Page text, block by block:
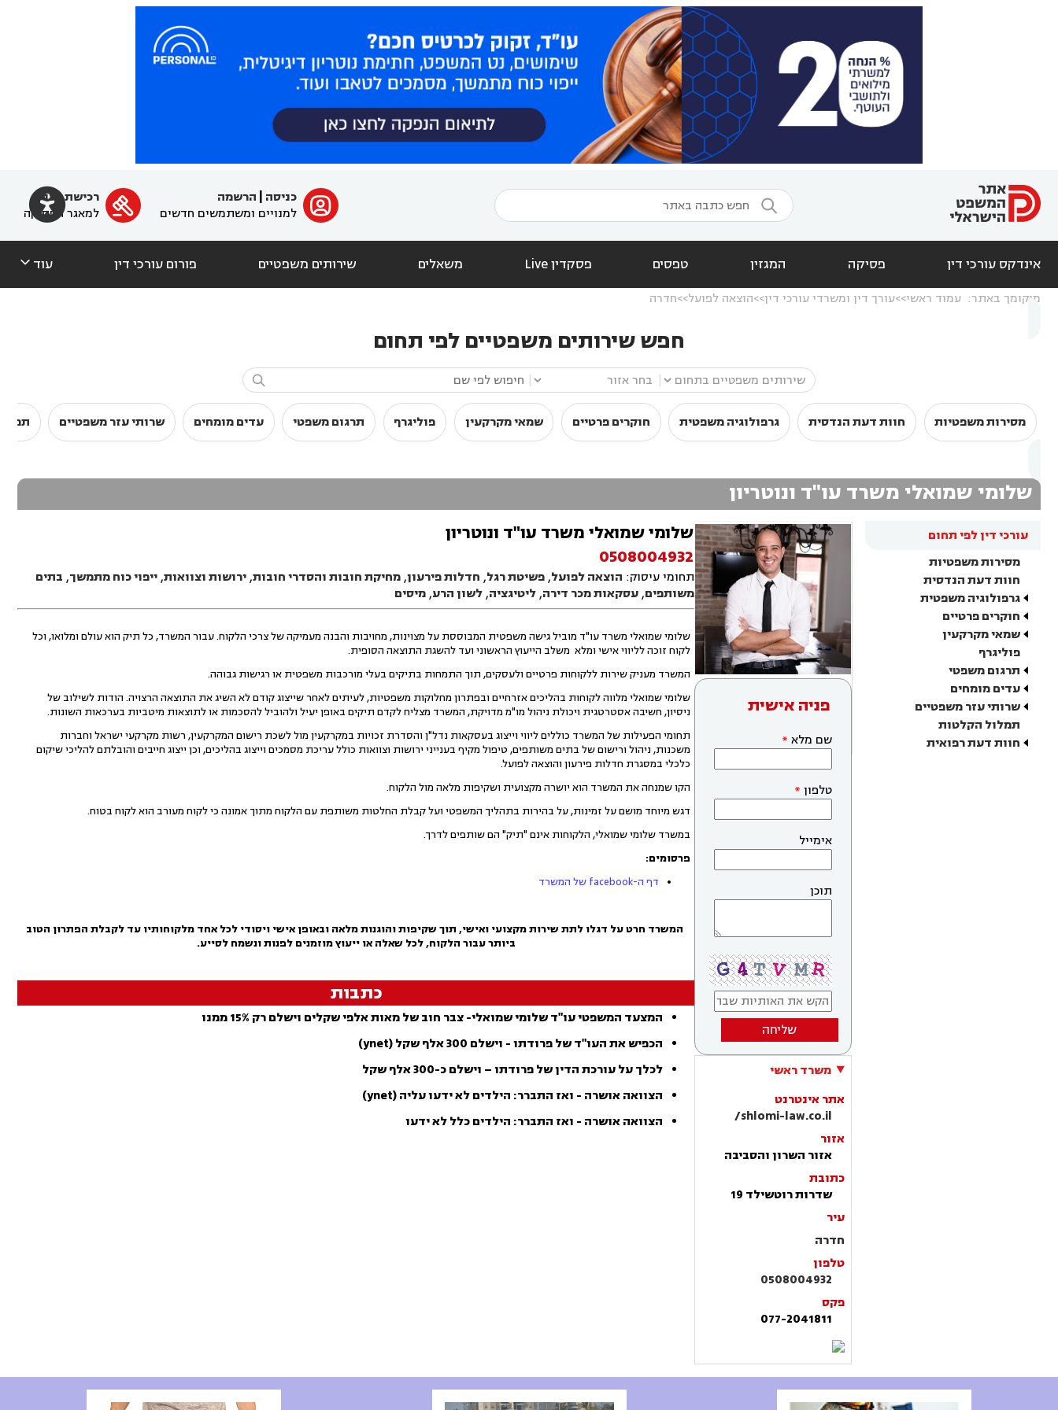
  ﱐ כניסה
הרשמה
למנויים ומשתמשים חדשים

רכישת מנוי
למאגר הפסיקה
אינדקס עורכי דין פסיקה המגזין טפסים פסקדין Live משאלים שירותים משפטיים פורום עורכי דין עוד 
מיקומך באתר: עמוד ראשי עורך דין ומשרדי עורכי דין הוצאה לפועל חדרה
חפש שירותים משפטיים לפי תחום

מסירות משפטיות חוות דעת הנדסית גרפולוגיה משפטית חוקרים פרטיים שמאי מקרקעין פוליגרף תרגום משפטי עדים מומחים שרותי עזר משפטיים
שלומי שמואלי משרד עו"ד ונוטריון
עורכי דין לפי תחום
מסירות משפטיות
חוות דעת הנדסית
גרפולוגיה משפטית
חוקרים פרטיים
שמאי מקרקעין
פוליגרף
תרגום משפטי
עדים מומחים
שרותי עזר משפטיים
תמלול הקלטות
חוות דעת רפואית
פניה אישית
שם מלא
טלפון
אימייל
תוכן
שליחה
משרד ראשי
אתר אינטרנט
shlomi-law.co.il/
אזור
אזור השרון והסביבה
כתובת
שדרות רוטשילד 19
עיר
חדרה
טלפון
0508004932
פקס
077-2041811
שלומי שמואלי משרד עו"ד ונוטריון
0508004932
תחומי עיסוק: הוצאה לפועל,פשיטת רגל, חדלות פירעון,מחיקת חובות והסדרי חובות,ירושות וצוואות,ייפוי כוח מתמשך, בתים
משותפים,עסקאות מכר דירה,ליטיגציה,לשון הרע,מיסים
שלומי שמואלי משרד עו"ד מוביל גישה משפטית המבוססת על מצוינות, מחויבות והבנה מעמיקה של צרכי הלקוח. עבור המשרד, כל תיק הוא עולם ומלואו, וכל
לקוח זוכה לליווי אישי ומלא משלב הייעוץ הראשוני ועד להשגת התוצאה הסופית.
המשרד מעניק שירות ללקוחות פרטיים ולעסקים, תוך התמחות בתיקים בעלי מורכבות משפטית או רגישות גבוהה.
שלומי שמואלי מלווה לקוחות בהליכים אזרחיים ובפתרון מחלוקות משפטיות, לעיתים לאחר שייצוג קודם לא השיג את התוצאה הרצויה. הודות לשילוב של
ניסיון, חשיבה אסטרטגית ויכולת ניהול מו"מ מדויקת, המשרד מצליח לקדם תיקים באופן יעיל ולהוביל להסכמות או לתוצאות מיטביות בערכאות השונות.
תחומי הפעילות של המשרד כוללים ליווי וייצוג בעסקאות נדל"ן והסדרת זכויות במקרקעין מול לשכת רישום המקרקעין, רשות מקרקעי ישראל וחברות
משכנות, ניהול ורישום של בתים משותפים, טיפול מקיף בענייני ירושות וצוואות כולל עריכת מסמכים וייצוג בהליכים, וכן ייצוג חייבים והובלתם להליכי שיקום
כלכלי במסגרת חדלות פירעון והוצאה לפועל.
הקו שמנחה את המשרד הוא יושרה מקצועית ושקיפות מלאה מול הלקוח.
דגש מיוחד מושם על זמינות, על בהירות בתהליך המשפטי ועל קבלת החלטות משותפת עם הלקוח מתוך אמונה כי לקוח מעורב הוא לקוח בטוח.
במשרד שלומי שמואלי, הלקוחות אינם "תיק" הם שותפים לדרך.
פרסומים:
דף ה-facebook של המשרד
המשרד חרט על דגלו לתת שירות מקצועי ואישי, תוך שקיפות והוגנות מלאה ובאופן אישי ויסודי לכל אחד מלקוחותיו עד לקבלת הפתרון הטוב
ביותר עבור הלקוח, לכל שאלה או ייעוץ מוזמנים לפנות ונשמח לסייע.
כתבות
המצעד המשפטי עו"ד שלומי שמואלי- צבר חוב של מאות אלפי שקלים וישלם רק 15% ממנו
הכפיש את העו"ד של פרודתו - וישלם 300 אלף שקל (ynet)
לכלך על עורכת הדין של פרודתו – וישלם כ-300 אלף שקל
הצוואה אושרה - ואז התברר: הילדים לא ידעו עליה (ynet)
הצוואה אושרה - ואז התברר: הילדים כלל לא ידעו